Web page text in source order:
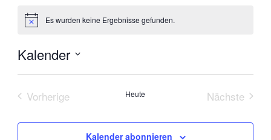
HinweisEs wurden keine Ergebnisse gefunden.
Kalender
Vorherige
Heute
Nächste
Kalender abonnieren